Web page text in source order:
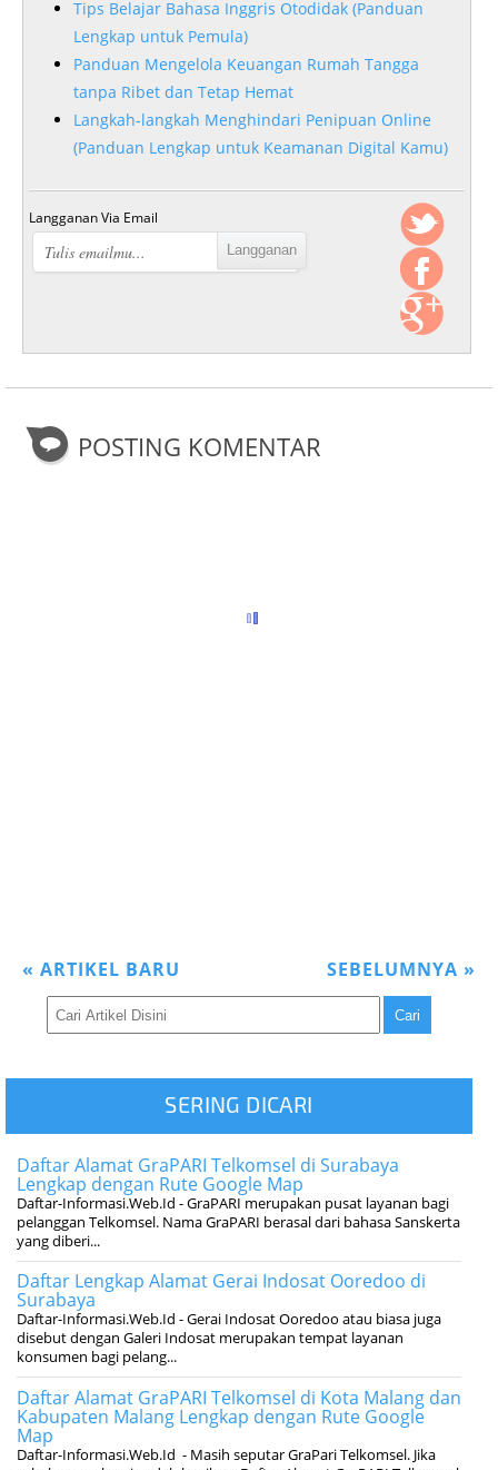
Tips Belajar Bahasa Inggris Otodidak (Panduan
Lengkap untuk Pemula)
Panduan Mengelola Keuangan Rumah Tangga
tanpa Ribet dan Tetap Hemat
Langkah-langkah Menghindari Penipuan Online
(Panduan Lengkap untuk Keamanan Digital Kamu)
Langganan Via Email
POSTING KOMENTAR
« ARTIKEL BARU SEBELUMNYA »
SERING DICARI
Daftar Alamat GraPARI Telkomsel di Surabaya
Lengkap dengan Rute Google Map
Daftar-Informasi.Web.Id - GraPARI merupakan pusat layanan bagi
pelanggan Telkomsel. Nama GraPARI berasal dari bahasa Sanskerta
yang diberi...
Daftar Lengkap Alamat Gerai Indosat Ooredoo di
Surabaya
Daftar-Informasi.Web.Id - Gerai Indosat Ooredoo atau biasa juga
disebut dengan Galeri Indosat merupakan tempat layanan
konsumen bagi pelang...
Daftar Alamat GraPARI Telkomsel di Kota Malang dan
Kabupaten Malang Lengkap dengan Rute Google
Map
Daftar-Informasi.Web.Id - Masih seputar GraPari Telkomsel. Jika